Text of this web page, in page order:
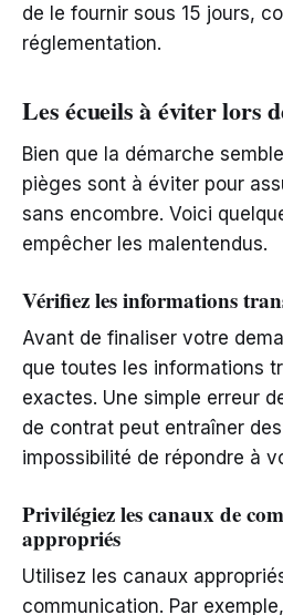
de le fournir sous 15 jours,
réglementation.
Les écueils à éviter lors
Bien que la démarche
pièges sont à éviter pour
sans encombre. Voici
empêcher les malentendus.
Vérifiez les informations
Avant de finaliser votre
que toutes les informations
exactes. Une simple erreur
de contrat peut entraîner
impossibilité de répondre à
Privilégiez les canaux de
appropriés
Utilisez les canaux
communication. Par